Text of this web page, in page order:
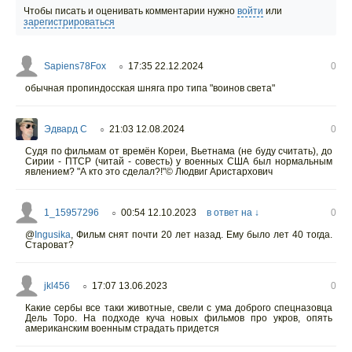
Чтобы писать и оценивать комментарии нужно войти или
зарегистрироваться
Sapiens78Fox ○ 17:35 22.12.2024
0
обычная пропиндосская шняга про типа "воинов света"
Эдвард С ○ 21:03 12.08.2024
0
Судя по фильмам от времён Кореи, Вьетнама (не буду считать), до
Сирии - ПТСР (читай - совесть) у военных США был нормальным
явлением? "А кто это сделал?!"© Людвиг Аристархович
1_15957296 ○ 00:54 12.10.2023 в ответ на ↓
0
@ Ingusika, Фильм снят почти 20 лет назад. Ему было лет 40 тогда.
Староват?
jkl456 ○ 17:07 13.06.2023
0
Какие сербы все таки животные, свели с ума доброго спецназовца
Дель Торо. На подходе куча новых фильмов про укров, опять
американским военным страдать придется